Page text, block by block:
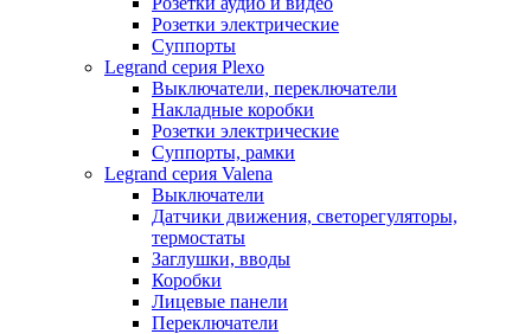
Розетки электрические
Суппорты
Legrand серия Plexo
Выключатели, переключатели
Накладные коробки
Розетки электрические
Суппорты, рамки
Legrand серия Valena
Выключатели
Датчики движения, светорегуляторы,
термостаты
Заглушки, вводы
Коробки
Лицевые панели
Переключатели